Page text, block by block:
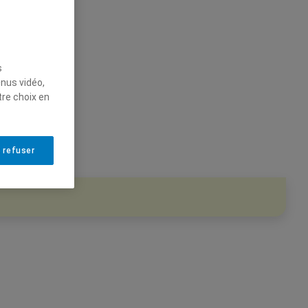
vidéo,
choix en
refuser